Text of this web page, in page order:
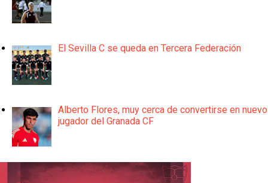
El Sevilla C se queda en Tercera Federación
Alberto Flores, muy cerca de convertirse en nuevo
jugador del Granada CF